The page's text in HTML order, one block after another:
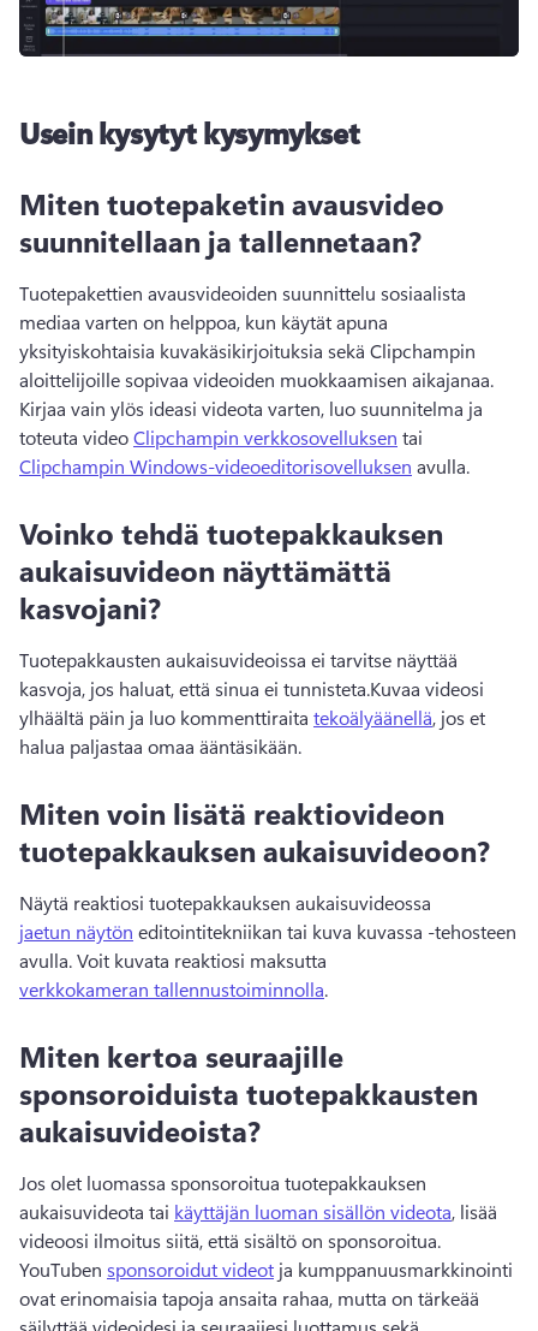
Usein kysytyt kysymykset
Miten tuotepaketin avausvideo
suunnitellaan ja tallennetaan?
Tuotepakettien avausvideoiden suunnittelu sosiaalista
mediaa varten on helppoa, kun käytät apuna
yksityiskohtaisia kuvakäsikirjoituksia sekä Clipchampin
Kirjaa vain ylös ideasi videota varten, luo suunnitelma ja
toteuta video Clipchampin verkkosovelluksen tai
Clipchampin Windows-videoeditorisovelluksen avulla.
Voinko tehdä tuotepakkauksen
aukaisuvideon näyttämättä
kasvojani?
Tuotepakkausten aukaisuvideoissa ei tarvitse näyttää
kasvoja, jos haluat, että sinua ei tunnisteta.Kuvaa videosi
ylhäältä päin ja luo kommenttiraita tekoälyäänellä, jos et
halua paljastaa omaa ääntäsikään.
Miten voin lisätä reaktiovideon
tuotepakkauksen aukaisuvideoon?
Näytä reaktiosi tuotepakkauksen aukaisuvideossa
jaetun näytön editointitekniikan tai kuva kuvassa -tehosteen
avulla. Voit kuvata reaktiosi maksutta
verkkokameran tallennustoiminnolla.
Miten kertoa seuraajille
sponsoroiduista tuotepakkausten
aukaisuvideoista?
Jos olet luomassa sponsoroitua tuotepakkauksen
aukaisuvideota tai käyttäjän luoman sisällön videota, lisää
YouTuben sponsoroidut videot ja kumppanuusmarkkinointi
ovat erinomaisia tapoja ansaita rahaa, mutta on tärkeää